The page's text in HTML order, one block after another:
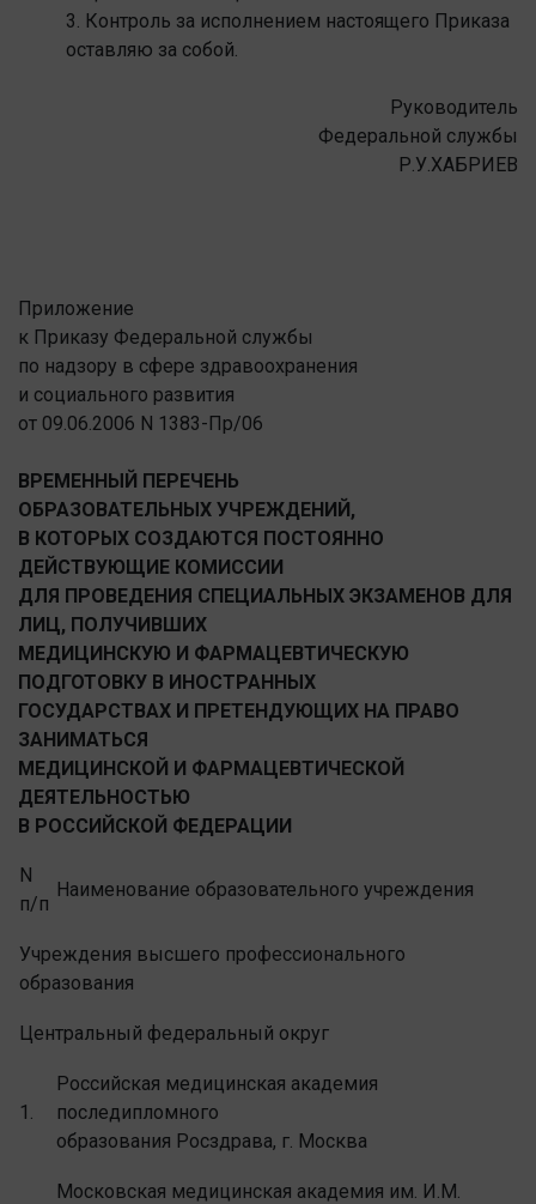
3. Контроль за исполнением настоящего Приказа
оставляю за собой.
Руководитель
Федеральной службы
Р.У.ХАБРИЕВ
Приложение
к Приказу Федеральной службы
по надзору в сфере здравоохранения
и социального развития
от 09.06.2006 N 1383-Пр/06
ВРЕМЕННЫЙ ПЕРЕЧЕНЬ
ОБРАЗОВАТЕЛЬНЫХ УЧРЕЖДЕНИЙ,
В КОТОРЫХ СОЗДАЮТСЯ ПОСТОЯННО
ДЕЙСТВУЮЩИЕ КОМИССИИ
ДЛЯ ПРОВЕДЕНИЯ СПЕЦИАЛЬНЫХ ЭКЗАМЕНОВ ДЛЯ
ЛИЦ, ПОЛУЧИВШИХ
МЕДИЦИНСКУЮ И ФАРМАЦЕВТИЧЕСКУЮ
ПОДГОТОВКУ В ИНОСТРАННЫХ
ГОСУДАРСТВАХ И ПРЕТЕНДУЮЩИХ НА ПРАВО
ЗАНИМАТЬСЯ
МЕДИЦИНСКОЙ И ФАРМАЦЕВТИЧЕСКОЙ
ДЕЯТЕЛЬНОСТЬЮ
В РОССИЙСКОЙ ФЕДЕРАЦИИ
N
п/п
Наименование образовательного учреждения
Учреждения высшего профессионального
образования
Центральный федеральный округ
1.
Российская медицинская академия
последипломного
образования Росздрава, г. Москва
Московская медицинская академия им. И.М.